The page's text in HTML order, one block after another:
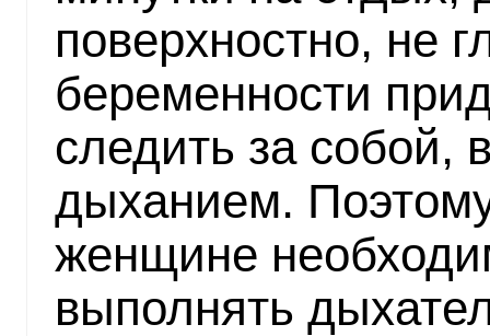
поверхностно, не
беременности
следить за собой,
дыханием.
женщине
выполнять